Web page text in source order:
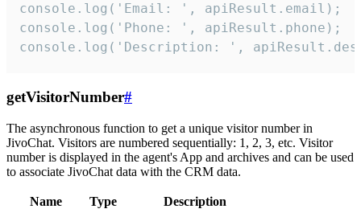
console.log('Email: ', apiResult.email);
console.log('Phone: ', apiResult.phone);
console.log('Description: ',
getVisitorNumber#
The asynchronous function to get a unique visitor number in
JivoChat. Visitors are numbered sequentially: 1, 2, 3, etc. Visitor
number is displayed in the agent's App and archives and can be used
to associate JivoChat data with the CRM data.
Name Type
Description